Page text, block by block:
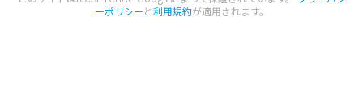
ーポリシーと利用規約が適用されます。